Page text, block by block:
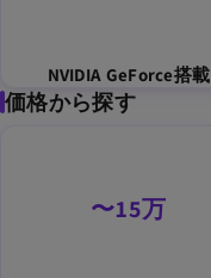
NVIDIA GeForce搭載
価格から探す
〜15万